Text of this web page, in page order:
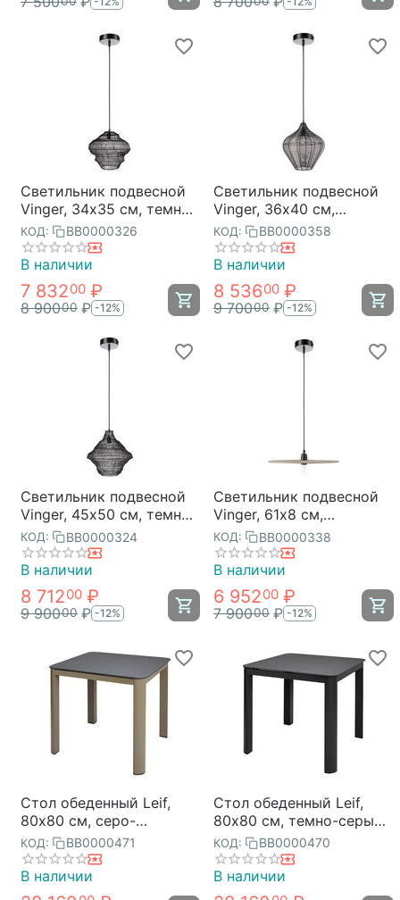
Светильник подвесной
Vinger, 34х35 см, темно-
серый, Bergenson Bjorn
КОД: BB0000326
В наличии
7 83200 ₽
8 90000 ₽ -12%
Светильник подвесной
Vinger, 36х40 см,
черный, Bergenson Bjorn
КОД: BB0000358
В наличии
8 53600 ₽
9 70000 ₽ -12%
Светильник подвесной
Vinger, 45х50 см, темно-
серый, Bergenson Bjorn
КОД: BB0000324
В наличии
8 71200 ₽
9 90000 ₽ -12%
Светильник подвесной
Vinger, 61х8 см,
бежевый, Bergenson
Bjorn
КОД: BB0000338
В наличии
6 95200 ₽
7 90000 ₽ -12%
Стол обеденный Leif,
80х80 см, серо-
бежевый, Bergenson
Bjorn
КОД: BB0000471
В наличии
Стол обеденный Leif,
80х80 см, темно-серый,
Bergenson Bjorn
КОД: BB0000470
В наличии